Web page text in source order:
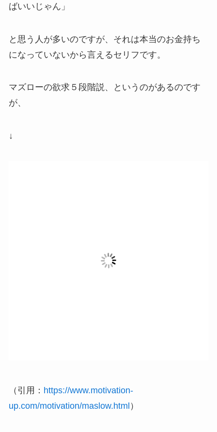
ばいいじゃん」
と思う人が多いのですが、それは本当のお金持ち
になっていないから言えるセリフです。
マズローの欲求５段階説、というのがあるのです
が、
↓
（引用： https://www.motivation-
up.com/motivation/maslow.html ）